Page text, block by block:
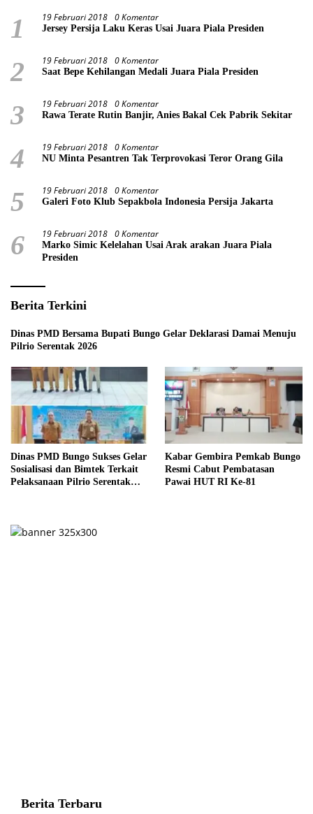
1 19 Februari 2018 0 Komentar
Jersey Persija Laku Keras Usai Juara Piala Presiden
2 19 Februari 2018 0 Komentar
Saat Bepe Kehilangan Medali Juara Piala Presiden
3 19 Februari 2018 0 Komentar
Rawa Terate Rutin Banjir, Anies Bakal Cek Pabrik Sekitar
4 19 Februari 2018 0 Komentar
NU Minta Pesantren Tak Terprovokasi Teror Orang Gila
5 19 Februari 2018 0 Komentar
Galeri Foto Klub Sepakbola Indonesia Persija Jakarta
6 19 Februari 2018 0 Komentar
Marko Simic Kelelahan Usai Arak arakan Juara Piala
Presiden
Berita Terkini
Dinas PMD Bersama Bupati Bungo Gelar Deklarasi Damai Menuju
Pilrio Serentak 2026
Dinas PMD Bungo Sukses Gelar
Sosialisasi dan Bimtek Terkait
Pelaksanaan Pilrio Serentak
Kabar Gembira Pemkab Bungo
Resmi Cabut Pembatasan
Pawai HUT RI Ke-81
Berita Terbaru